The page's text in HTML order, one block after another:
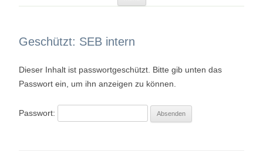
springen
Geschützt: SEB intern
Dieser Inhalt ist passwortgeschützt. Bitte gib unten das
Passwort ein, um ihn anzeigen zu können.
Passwort: